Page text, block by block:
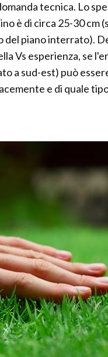
tecnica. Lo
è di circa 25-30 cm
del piano interrato).
Vs esperienza, se
a sud-est) può
e di quale